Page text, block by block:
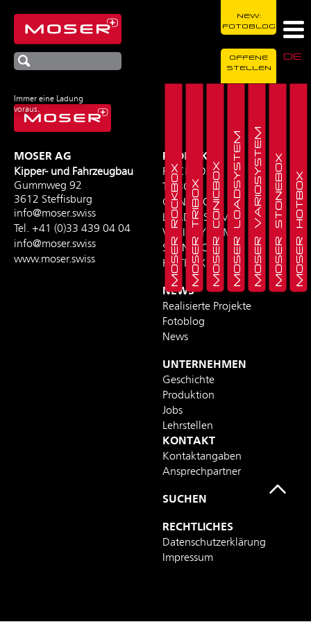
Immer eine Ladung
voraus.
DE
NEW:
FOTOBLOG
OFFENE
STELLEN
MOSER ROCKBOXMOSER TRIBOXMOSER CONICBOXMOSER LOADSYSTEMMOSER VARIOSYSTEMMOSER STONEBOXMOSER HOTBOX
MOSER AG
Kipper- und Fahrzeugbau
Gummweg 92
3612 Steffisburg
info@moser.swiss
Tel. +41 (0)33 439 04 04
info@moser.swiss
www.moser.swiss
PRODUKTE
ROCKBOX
TRIBOX
CONICBOX
LOADSYSTEM
VARIOSYSTEM
STONEBOX
HOTBOX
NEWS
Realisierte Projekte
Fotoblog
News
UNTERNEHMEN
Geschichte
Produktion
Jobs
Lehrstellen
KONTAKT
Kontaktangaben
Ansprechpartner
SUCHEN
RECHTLICHES
Datenschutzerklärung
Impressum